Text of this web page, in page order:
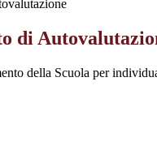
di
della Scuola per